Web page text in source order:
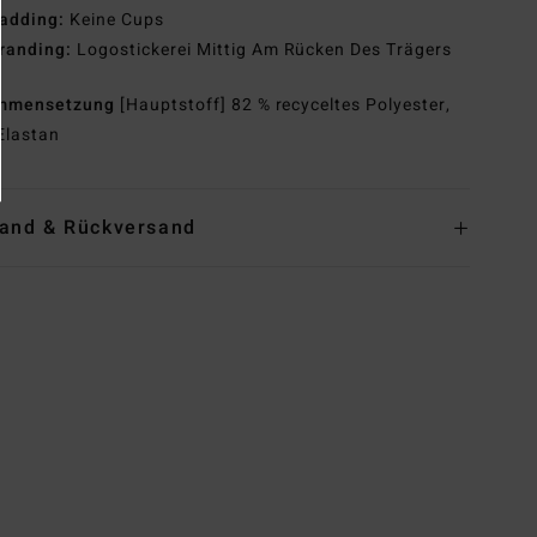
Padding: Keine Cups
Branding: Logostickerei Mittig Am Rücken Des Trägers
[Hauptstoff] 82 % recyceltes Polyester,
& Rückversand